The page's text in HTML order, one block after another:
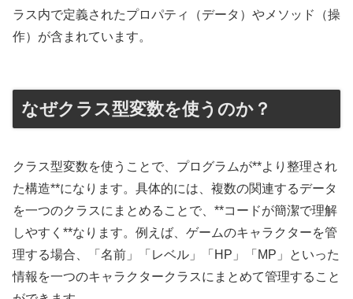
ラス内で定義されたプロパティ（データ）やメソッド（操
作）が含まれています。
なぜクラス型変数を使うのか？
クラス型変数を使うことで、プログラムが**より整理され
た構造**になります。具体的には、複数の関連するデータ
を一つのクラスにまとめることで、**コードが簡潔で理解
しやすく**なります。例えば、ゲームのキャラクターを管
理する場合、「名前」「レベル」「HP」「MP」といった
情報を一つのキャラクタークラスにまとめて管理すること